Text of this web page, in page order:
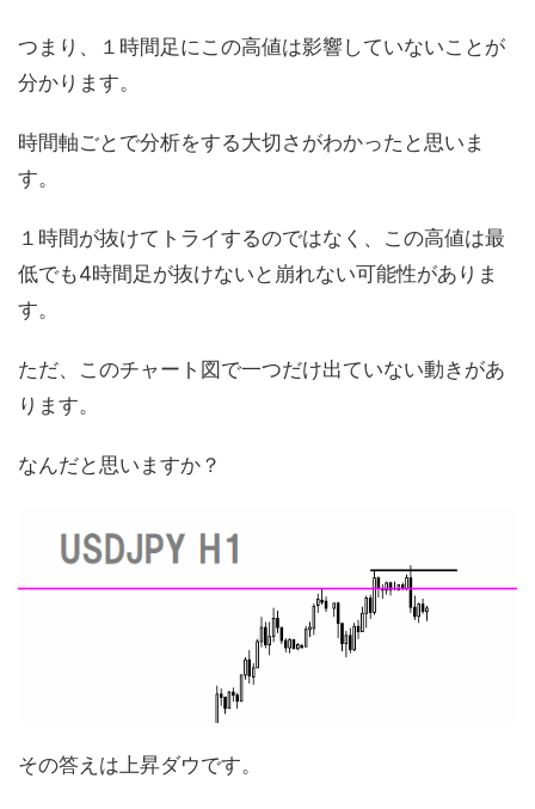
つまり、１時間足にこの高値は影響していないことが
分かります。
時間軸ごとで分析をする大切さがわかったと思いま
す。
１時間が抜けてトライするのではなく、この高値は最
低でも4時間足が抜けないと崩れない可能性がありま
す。
ただ、このチャート図で一つだけ出ていない動きがあ
ります。
なんだと思いますか？
その答えは上昇ダウです。